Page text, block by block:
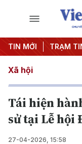
TIN MỚI TRẠM
Trung ương 3
Xã hội
Tái hiện
sử tại Lễ hội
27-04-2026, 15:58